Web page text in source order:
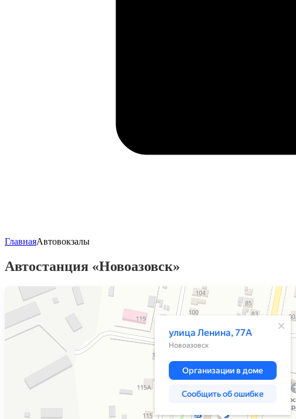
ГлавнаяАвтовокзалы
Автостанция «Новоазовск»
Яндекс Карты
Улица Ленина, 77А — Яндекс Карты